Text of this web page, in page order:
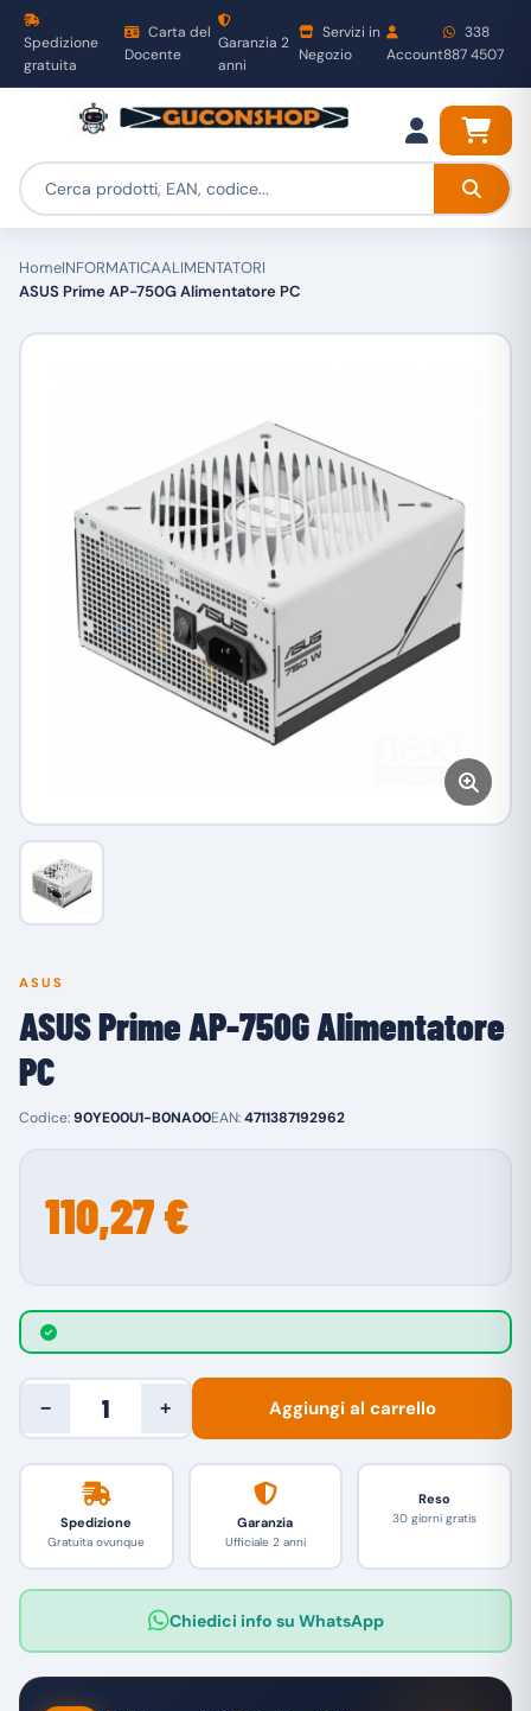
Spedizione
gratuita
Carta del
Docente
Garanzia 2
anni
Servizi in
Negozio
Account
338
887 4507
HomeINFORMATICAALIMENTATORI
ASUS Prime AP-750G Alimentatore PC
ASUS
ASUS Prime AP-750G Alimentatore
PC
Codice:90YE00U1-B0NA00EAN:4711387192962
110,27 €
− + Aggiungi al carrello
Spedizione
Gratuita ovunque
Garanzia
Ufficiale 2 anni
Reso
30 giorni gratis
Chiedici info su WhatsApp